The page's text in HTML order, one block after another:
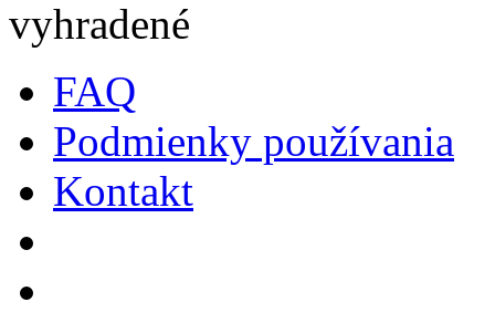
vyhradené
FAQ
Podmienky používania
Kontakt